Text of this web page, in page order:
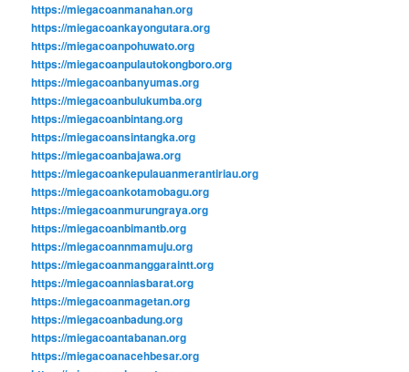
https://miegacoanmanahan.org
https://miegacoankayongutara.org
https://miegacoanpohuwato.org
https://miegacoanpulautokongboro.org
https://miegacoanbanyumas.org
https://miegacoanbulukumba.org
https://miegacoanbintang.org
https://miegacoansintangka.org
https://miegacoanbajawa.org
https://miegacoankepulauanmerantiriau.org
https://miegacoankotamobagu.org
https://miegacoanmurungraya.org
https://miegacoanbimantb.org
https://miegacoannmamuju.org
https://miegacoanmanggaraintt.org
https://miegacoanniasbarat.org
https://miegacoanmagetan.org
https://miegacoanbadung.org
https://miegacoantabanan.org
https://miegacoanacehbesar.org